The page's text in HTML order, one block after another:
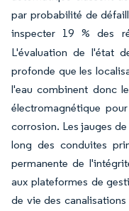
par probabilité de
inspecter 19 % des
L'évaluation de l'état
profonde que les
l'eau combinent donc
électromagnétique
corrosion. Les jauges
long des conduites
permanente de
aux plateformes de
de vie des